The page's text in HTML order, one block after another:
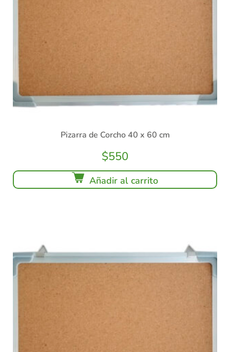
Pizarra de Corcho 40 x 60 cm
$550
Añadir al carrito